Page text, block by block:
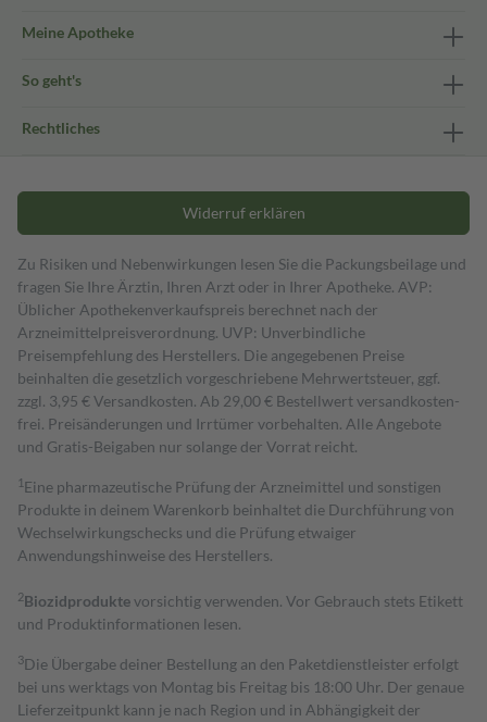
Meine Apotheke
So geht's
Rechtliches
Widerruf erklären
Zu Risiken und Nebenwirkungen lesen Sie die Packungsbeilage und
fragen Sie Ihre Ärztin, Ihren Arzt oder in Ihrer Apotheke. AVP:
Üblicher Apothekenverkaufspreis berechnet nach der
Arzneimittelpreisverordnung. UVP: Unverbindliche
Preisempfehlung des Herstellers. Die angegebenen Preise
beinhalten die gesetzlich vorgeschriebene Mehrwertsteuer, ggf.
zzgl. 3,95 € Versandkosten. Ab 29,00 € Bestell­wert versand­kosten­
frei. Preisänderungen und Irrtümer vorbehalten. Alle Angebote
und Gratis-Beigaben nur solange der Vorrat reicht.
1 Eine pharmazeutische Prüfung der Arzneimittel und sonstigen
Produkte in deinem Warenkorb beinhaltet die Durchführung von
Wechselwirkungschecks und die Prüfung etwaiger
Anwendungshinweise des Herstellers.
2Biozidproduktevorsichtig verwenden. Vor Gebrauch stets Etikett
und Produktinformationen lesen.
3Die Übergabe deiner Bestellung an den Paketdienstleister erfolgt
bei uns werktags von Montag bis Freitag bis 18:00 Uhr. Der genaue
Lieferzeitpunkt kann je nach Region und in Abhängigkeit der